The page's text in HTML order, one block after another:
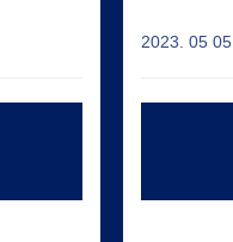
2023. 05 05.